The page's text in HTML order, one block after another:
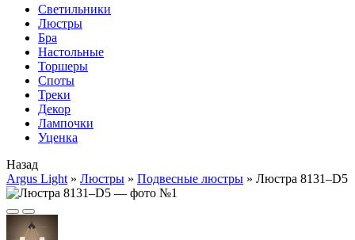
Cветильники
Люстры
Бра
Настольные
Торшеры
Споты
Треки
Декор
Лампочки
Уценка
Назад
Argus Light » Люстры » Подвесные люстры » Люстра 8131–D5